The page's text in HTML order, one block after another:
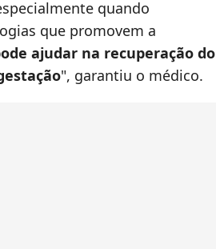
quando
que promovem a
ajudar na recuperação do
", garantiu o médico.